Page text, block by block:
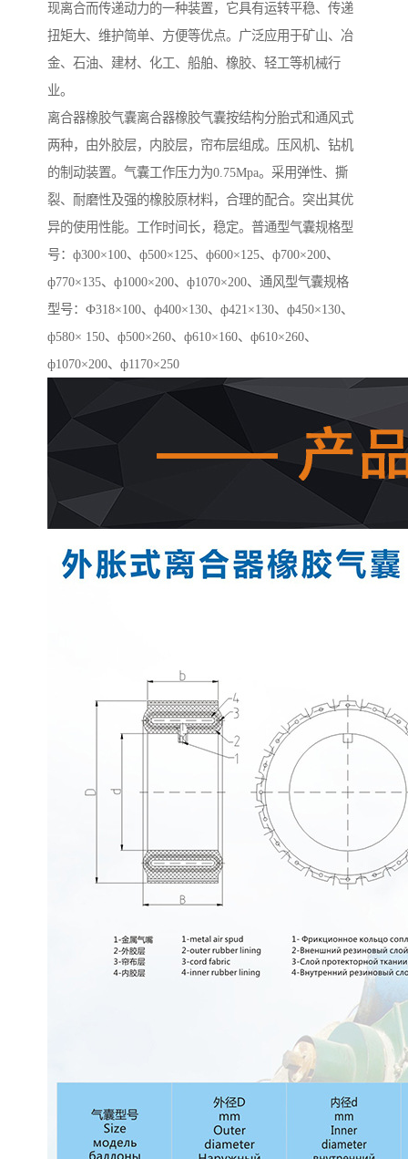
现离合而传递动力的一种装置，它具有运转平稳、传递
扭矩大、维护简单、方便等优点。广泛应用于矿山、冶
金、石油、建材、化工、船舶、橡胶、轻工等机械行
业。
离合器橡胶气囊离合器橡胶气囊按结构分胎式和通风式
两种，由外胶层，内胶层，帘布层组成。压风机、钻机
的制动装置。气囊工作压力为0.75Mpa。采用弹性、撕
裂、耐磨性及强的橡胶原材料，合理的配合。突出其优
异的使用性能。工作时间长，稳定。普通型气囊规格型
号：ф300×100、ф500×125、ф600×125、ф700×200、
ф770×135、ф1000×200、ф1070×200、通风型气囊规格
型号：Ф318×100、ф400×130、ф421×130、ф450×130、
ф580× 150、ф500×260、ф610×160、ф610×260、
ф1070×200、ф1170×250